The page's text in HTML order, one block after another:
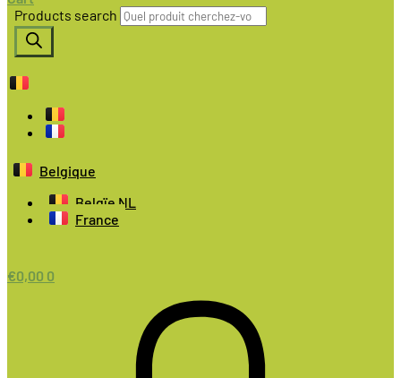
Products search
Belgique
Belgïe NL
France
€0,00 0